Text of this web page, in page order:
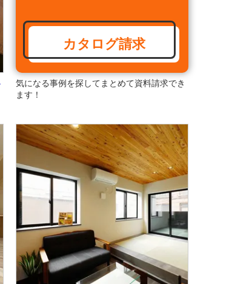
カタログ請求
気になる事例を探してまとめて資料請求でき
ます！